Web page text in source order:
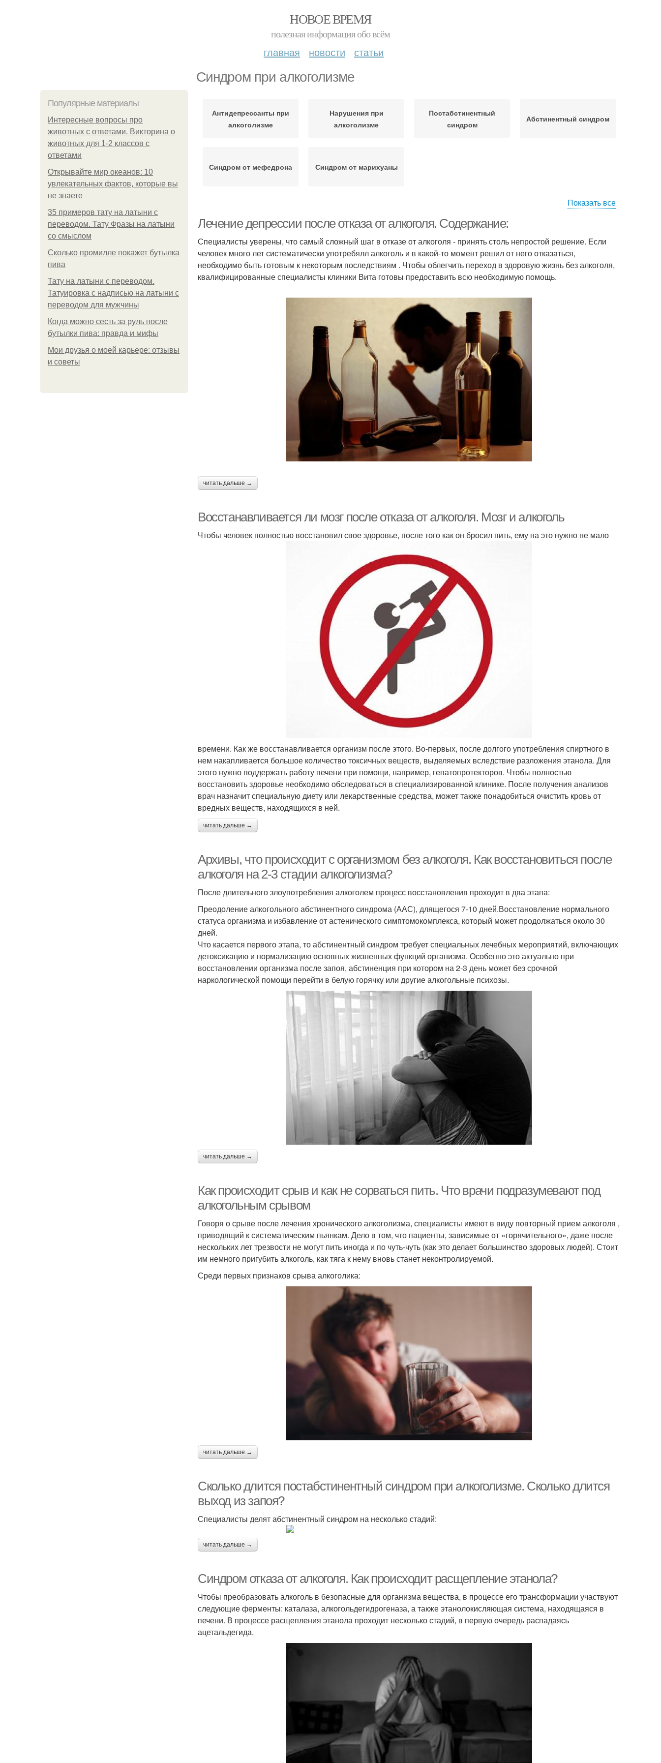
НОВОЕ ВРЕМЯ
полезная информация обо всём
главная новости статьи
Синдром при алкоголизме
Популярные материалы
Интересные вопросы про
животных с ответами. Викторина о
животных для 1-2 классов с
ответами
Открывайте мир океанов: 10
увлекательных фактов, которые вы
не знаете
35 примеров тату на латыни с
переводом. Тату Фразы на латыни
со смыслом
Сколько промилле покажет бутылка
пива
Тату на латыни с переводом.
Татуировка с надписью на латыни с
переводом для мужчины
Когда можно сесть за руль после
бутылки пива: правда и мифы
Мои друзья о моей карьере: отзывы
и советы
Антидепрессанты при
алкоголизме
Нарушения при
алкоголизме
Постабстинентный
синдром
Абстинентный синдром
Синдром от мефедрона Синдром от марихуаны
Показать все
Лечение депрессии после отказа от алкоголя. Содержание:
Специалисты уверены, что самый сложный шаг в отказе от алкоголя - принять столь непростой решение. Если
человек много лет систематически употребялл алкоголь и в какой-то момент решил от него отказаться,
необходимо быть готовым к некоторым последствиям . Чтобы облегчить переход в здоровую жизнь без алкоголя,
квалифицированные специалисты клиники Вита готовы предоставить всю необходимую помощь.
читать дальше →
Восстанавливается ли мозг после отказа от алкоголя. Мозг и алкоголь
Чтобы человек полностью восстановил свое здоровье, после того как он бросил пить, ему на это нужно не мало
времени. Как же восстанавливается организм после этого. Во-первых, после долгого употребления спиртного в
нем накапливается большое количество токсичных веществ, выделяемых вследствие разложения этанола. Для
этого нужно поддержать работу печени при помощи, например, гепатопротекторов. Чтобы полностью
восстановить здоровье необходимо обследоваться в специализированной клинике. После получения анализов
врач назначит специальную диету или лекарственные средства, может также понадобиться очистить кровь от
вредных веществ, находящихся в ней.
читать дальше →
Архивы, что происходит с организмом без алкоголя. Как восстановиться после
алкоголя на 2-3 стадии алкоголизма?
После длительного злоупотребления алкоголем процесс восстановления проходит в два этапа:
Преодоление алкогольного абстинентного синдрома (ААС), длящегося 7-10 дней.Восстановление нормального
статуса организма и избавление от астенического симптомокомплекса, который может продолжаться около 30
дней.
Что касается первого этапа, то абстинентный синдром требует специальных лечебных мероприятий, включающих
детоксикацию и нормализацию основных жизненных функций организма. Особенно это актуально при
восстановлении организма после запоя, абстиненция при котором на 2-3 день может без срочной
наркологической помощи перейти в белую горячку или другие алкогольные психозы.
читать дальше →
Как происходит срыв и как не сорваться пить. Что врачи подразумевают под
алкогольным срывом
Говоря о срыве после лечения хронического алкоголизма, специалисты имеют в виду повторный прием алкоголя ,
приводящий к систематическим пьянкам. Дело в том, что пациенты, зависимые от «горячительного», даже после
нескольких лет трезвости не могут пить иногда и по чуть-чуть (как это делает большинство здоровых людей). Стоит
им немного пригубить алкоголь, как тяга к нему вновь станет неконтролируемой.
Среди первых признаков срыва алкоголика:
читать дальше →
Сколько длится постабстинентный синдром при алкоголизме. Сколько длится
выход из запоя?
Специалисты делят абстинентный синдром на несколько стадий:
читать дальше →
Синдром отказа от алкоголя. Как происходит расщепление этанола?
Чтобы преобразовать алкоголь в безопасные для организма вещества, в процессе его трансформации участвуют
следующие ферменты: каталаза, алкогольдегидрогеназа, а также этанолокисляющая система, находящаяся в
печени. В процессе расщепления этанола проходит несколько стадий, в первую очередь распадаясь
ацетальдегида.